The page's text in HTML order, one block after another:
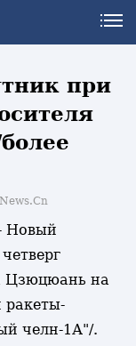
при
Новый
Цзюцюань на
ракеты-
челн-1А"/.